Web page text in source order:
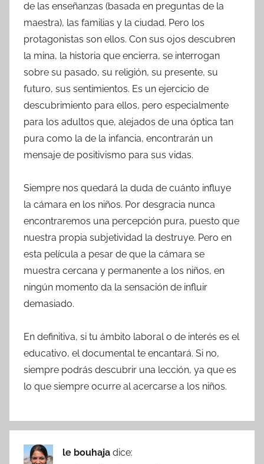
de las enseñanzas (basada en preguntas de la
maestra), las familias y la ciudad. Pero los
protagonistas son ellos. Con sus ojos descubren
la mina, la historia que encierra, se interrogan
sobre su pasado, su religión, su presente, su
futuro, sus sentimientos. Es un ejercicio de
descubrimiento para ellos, pero especialmente
para los adultos que, alejados de una óptica tan
pura como la de la infancia, encontrarán un
mensaje de positivismo para sus vidas.
Siempre nos quedará la duda de cuánto influye
la cámara en los niños. Por desgracia nunca
encontraremos una percepción pura, puesto que
nuestra propia subjetividad la destruye. Pero en
esta película a pesar de que la cámara se
muestra cercana y permanente a los niños, en
ningún momento da la sensación de influir
demasiado.
En definitiva, si tu ámbito laboral o de interés es el
educativo, el documental te encantará. Si no,
siempre podrás descubrir una lección, ya que es
lo que siempre ocurre al acercarse a los niños.
le bouhaja dice: